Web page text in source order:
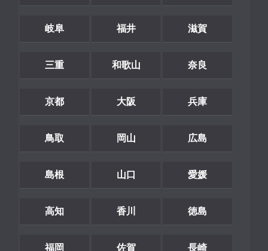
岐阜 福井 滋賀
三重 和歌山 奈良
京都 大阪 兵庫
鳥取 岡山 広島
島根 山口 愛媛
高知 香川 徳島
福岡 佐賀 長崎